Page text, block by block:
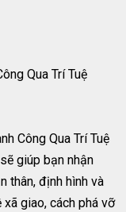
Qua Trí Tuệ
Công Qua Trí Tuệ
giúp bạn nhận
thân, định hình và
xã giao, cách phá vỡ